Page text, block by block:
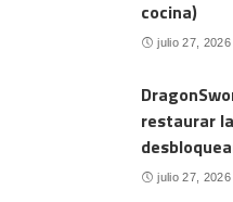
cocina)
julio 27, 2026
restaurar
julio 27, 2026